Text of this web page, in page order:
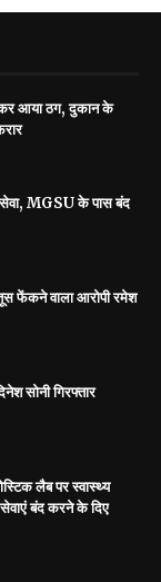
आया ठग, दुकान के
MGSU के पास बंद
फेंकने वाला आरोपी रमेश
सोनी गिरफ्तार
लैब पर स्वास्थ्य
बंद करने के दिए